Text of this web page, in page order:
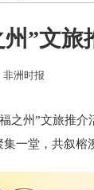
州”文
非洲时报
州”文旅推介
一堂，共叙榕